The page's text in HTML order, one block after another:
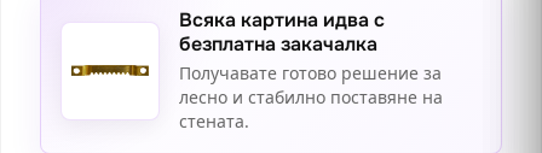
Всяка картина идва с
безплатна закачалка
Получавате готово решение за
лесно и стабилно поставяне на
стената.